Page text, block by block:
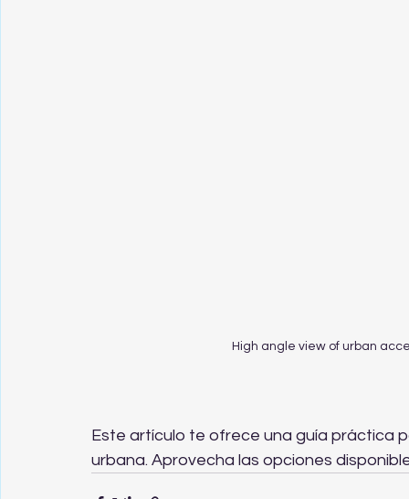
High angle view of urban
Este artículo te ofrece una guía práctica
urbana. Aprovecha las opciones